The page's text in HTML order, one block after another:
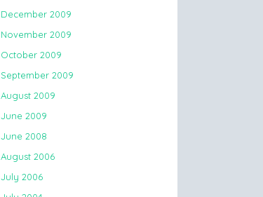
December 2009
November 2009
October 2009
September 2009
August 2009
June 2009
June 2008
August 2006
July 2006